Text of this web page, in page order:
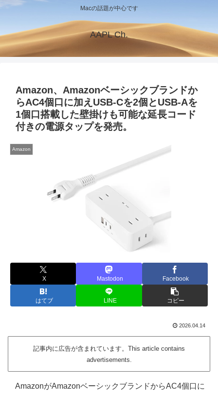
Macの話題が中心です
AAPL Ch.
Amazon、Amazonベーシックブランドか
らAC4個口に加えUSB-Cを2個とUSB-Aを
1個口搭載した壁掛けも可能な延長コード
付きの電源タップを発売。
Amazon
X Mastodon Facebook
はてブ LINE コピー
2026.04.14
記事内に広告が含まれています。This article contains
advertisements.
AmazonがAmazonベーシックブランドからAC4個口に